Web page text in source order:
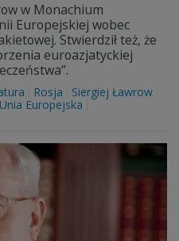
w Monachium
Europejskiej wobec
Stwierdził też, że
euroazjatyckiej
Rosja
Siergiej Ławrow
Unia Europejska